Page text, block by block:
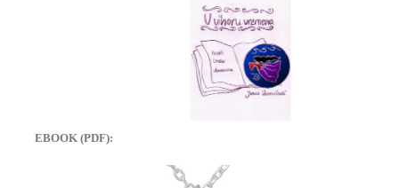
EBOOK (PDF):